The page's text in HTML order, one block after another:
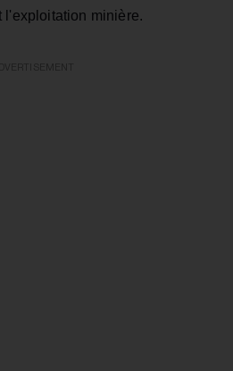
l'exploitation minière.